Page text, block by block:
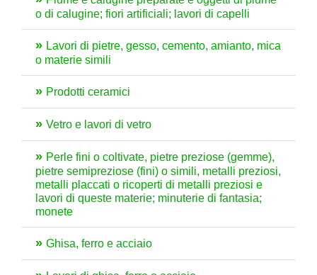
o di calugine; fiori artificiali; lavori di capelli
Lavori di pietre, gesso, cemento, amianto, mica
o materie simili
Prodotti ceramici
Vetro e lavori di vetro
Perle fini o coltivate, pietre preziose (gemme),
pietre semipreziose (fini) o simili, metalli preziosi,
metalli placcati o ricoperti di metalli preziosi e
lavori di queste materie; minuterie di fantasia;
monete
Ghisa, ferro e acciaio